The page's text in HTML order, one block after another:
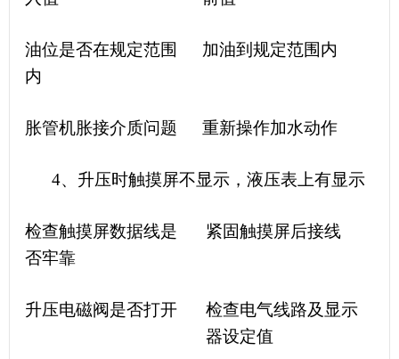
油位是否在规定范围
内
加油到规定范围内
胀管机胀接介质问题 重新操作加水动作
4、升压时触摸屏不显示，液压表上有显示
检查触摸屏数据线是
否牢靠
紧固触摸屏后接线
升压电磁阀是否打开
检查电气线路及显示
器设定值